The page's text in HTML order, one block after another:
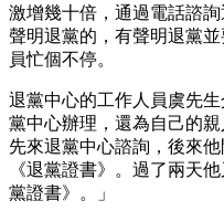
激增幾十倍，通過電話諮
聲明退黨的，有聲明退黨
員忙個不停。
退黨中心的工作人員虞先
黨中心辦理，還為自己的
先來退黨中心諮詢，後來
《退黨證書》。過了兩天
黨證書》。」